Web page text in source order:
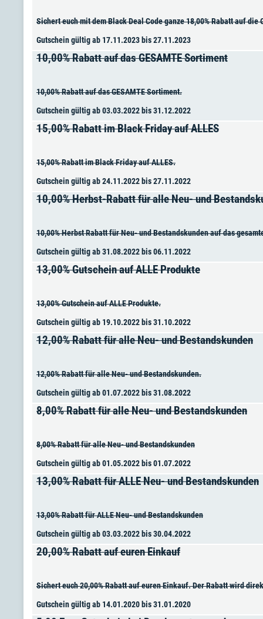
Sichert euch mit dem Black Deal Code ganze 18,00% Rabatt auf
Gutschein gültig ab 17.11.2023 bis 27.11.2023
10,00% Rabatt auf das GESAMTE Sortiment
10,00% Rabatt auf das GESAMTE Sortiment.
Gutschein gültig ab 03.03.2022 bis 31.12.2022
15,00% Rabatt im Black Friday auf ALLES
15,00% Rabatt im Black Friday auf ALLES.
Gutschein gültig ab 24.11.2022 bis 27.11.2022
10,00% Herbst-Rabatt für alle Neu- und
10,00% Herbst Rabatt für Neu- und Bestandskunden auf das
Gutschein gültig ab 31.08.2022 bis 06.11.2022
13,00% Gutschein auf ALLE Produkte
13,00% Gutschein auf ALLE Produkte.
Gutschein gültig ab 19.10.2022 bis 31.10.2022
12,00% Rabatt für alle Neu- und Bestandskunden
12,00% Rabatt für alle Neu- und Bestandskunden.
Gutschein gültig ab 01.07.2022 bis 31.08.2022
8,00% Rabatt für alle Neu- und Bestandskunden
8,00% Rabatt für alle Neu- und Bestandskunden
Gutschein gültig ab 01.05.2022 bis 01.07.2022
13,00% Rabatt für ALLE Neu- und Bestandskunden
13,00% Rabatt für ALLE Neu- und Bestandskunden
Gutschein gültig ab 03.03.2022 bis 30.04.2022
20,00% Rabatt auf euren Einkauf
Sichert euch 20,00% Rabatt auf euren Einkauf. Der Rabatt wird
Gutschein gültig ab 14.01.2020 bis 31.01.2020